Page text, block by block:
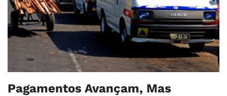
Pagamentos Avançam, Mas